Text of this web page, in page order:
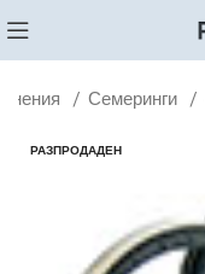
Семеринги
РАЗПРОДАДЕН